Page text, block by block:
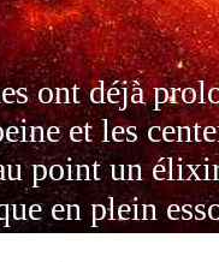
ont déjà
et les
point un
en plein